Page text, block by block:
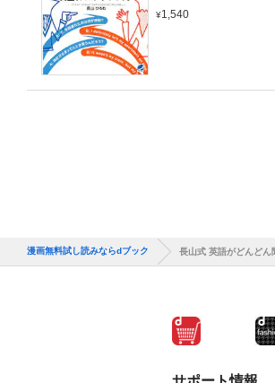
1,540
漫画無料試し読みならdブック 長山式 英語がどんどん